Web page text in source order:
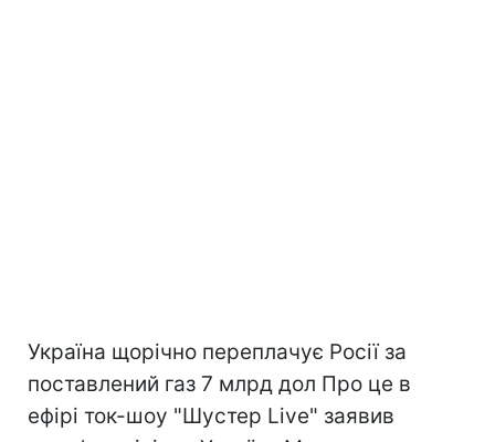
Україна щорічно переплачує Росії за
поставлений газ 7 млрд дол Про це в
ефірі ток-шоу "Шустер Live" заявив